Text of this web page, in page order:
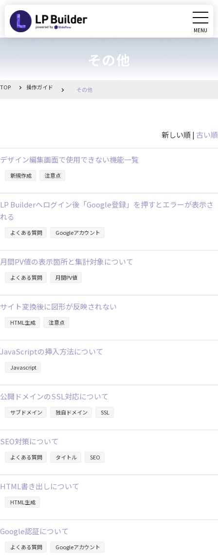
MENU
その他
CLOSE
動画マニュアル
お知らせ一覧
管理画面へ移動
TOP 操作ガイド その他
新しい順 | 古い順
デザイン編集画面で使用できない機能一覧
新規作成 注意点
LP Builderへログイン後「Google登録」を押すとエラーが表示さ
れる
よくある質問 Googleアカウント
月間PV値の表示箇所と集計対象について
よくある質問 月間PV値
サイト変換後に図形が反映されない
HTML生成 注意点
JavaScriptの挿入方法について
Javascript
公開ドメインのSSL対応について
サブドメイン 独自ドメイン SSL
SEO対策について
よくある質問 タイトル SEO
HTML書き出しについて
HTML生成
Google認証について
よくある質問 Googleアカウント